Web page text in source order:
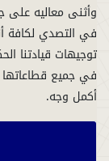
وأثنى معاليه على
في التصدي لكافة
توجيهات قيادتنا
في جميع قطاعاتها
أكمل وجه.